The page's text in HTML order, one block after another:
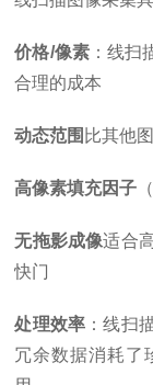
价格/像素：线扫
合理的成本
动态范围 比其他
高像素填充因子
无拖影成像适合
快门
处理效率 ：线扫
冗余数据消耗了